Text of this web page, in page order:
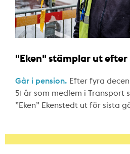
"Eken" stämplar ut efter
Går i pension. Efter fyra
51 år som medlem i Transport
”Eken” Ekenstedt ut för sista